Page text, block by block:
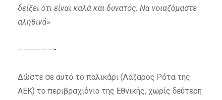
δείξει ότι είναι καλά και δυνατός. Να νοιαζόμαστε
αληθινά»
——————-
Δώστε σε αυτό το παλικάρι (Λάζαρος Ρότα της
ΑΕΚ) το περιβραχιόνιο της Εθνικής, χωρίς δεύτερη